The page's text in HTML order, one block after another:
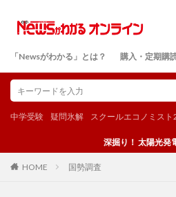
「Newsがわかる」とは？ 購入・定期購
中学受験 疑問氷解 スクールエコノミスト
深掘り！ 太陽光発
HOME 国勢調査
検索